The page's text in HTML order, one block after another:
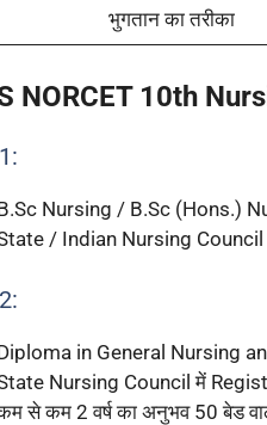
भुगतान का तरीका
NORCET 10th
Nursing / B.Sc (Hons.)
/ Indian Nursing
in General Nursing
Nursing Council में
से कम 2 वर्ष का अनुभव 50 बेड